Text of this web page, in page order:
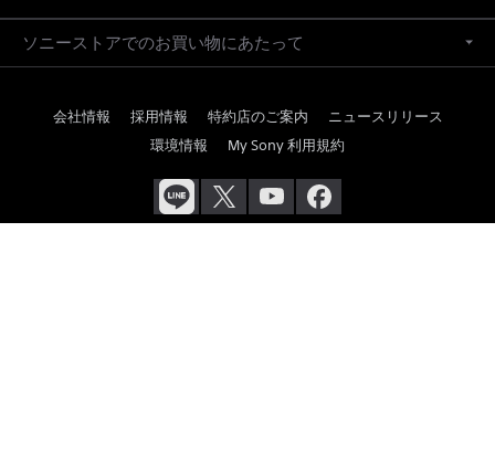
ソニーストアでのお買い物にあたって
会社情報 採用情報 特約店のご案内
ニュースリリース
環境情報
My Sony 利用規約